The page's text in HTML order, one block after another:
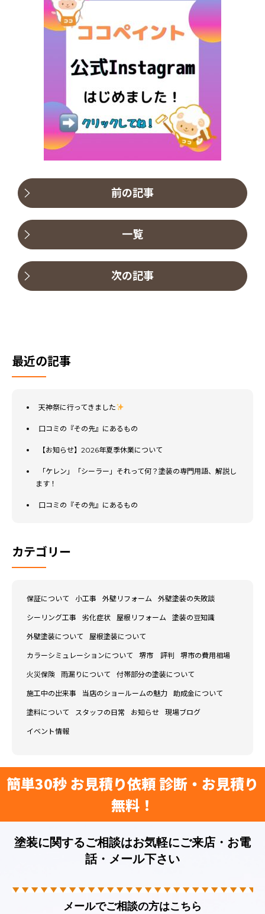
前の記事
一覧
次の記事
最近の記事
天神祭に行ってきました
口コミの『その先』にあるもの
【お知らせ】2026年夏季休業について
「ケレン」「シーラー」それって何？塗装の専門用語、解説し
ます！
口コミの『その先』にあるもの
カテゴリー
保証について 小工事 外壁リフォーム 外壁塗装の失敗談
シーリング工事 劣化症状 屋根リフォーム 塗装の豆知識
外壁塗装について 屋根塗装について
カラーシミュレーションについて 堺市 評判 堺市の費用相場
火災保険 雨漏りについて 付帯部分の塗装について
施工中の出来事 当店のショールームの魅力 助成金について
塗料について スタッフの日常 お知らせ 現場ブログ
イベント情報
簡単30秒 お見積り依頼 診断・お見積り
無料！
塗装に関するご相談はお気軽にご来店・お電
話・メール下さい
メールでご相談の方はこちら